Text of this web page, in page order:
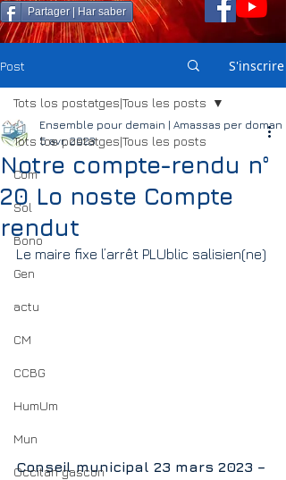
Partager | Har saber
Post S'inscrire
Tots los postatges|Tous les posts
Com
Sol
Bono
Gen
actu
CM
CCBG
HumUm
Mun
Occitan gascon
Tots los postatges|Tous les posts
Notre compte-rendu n°
20 Lo noste Compte
rendut
Ensemble pour demain | Amassas per doman
5 avr. 2023
Le maire fixe l’arrêt PLUblic salisien(ne)
Conseil municipal 23 mars 2023 –